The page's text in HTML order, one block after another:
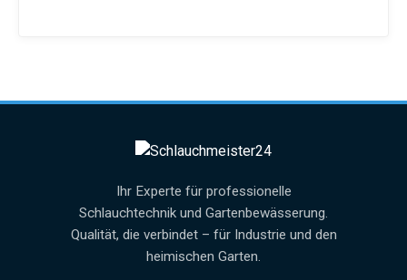
Ihr Experte für professionelle
Schlauchtechnik und Gartenbewässerung.
Qualität, die verbindet – für Industrie und den
heimischen Garten.